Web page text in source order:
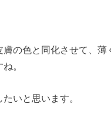
膚の色と同化させて、薄
。
いと思います。